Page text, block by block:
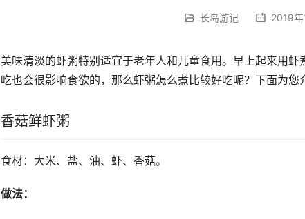
长岛游记 2019
美味清淡的虾粥特别适宜于老年人和儿童食用。早上起来用
吃也会很影响食欲的，那么虾粥怎么煮比较好吃呢？下面为您
香菇鲜虾粥
食材：大米、盐、油、虾、香菇。
做法：